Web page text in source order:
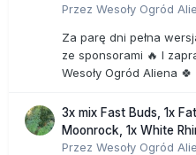
Przez Wesoły Ogród
Za parę dni pełna
ze sponsorami 🔥 I
Wesoły Ogród Aliena
3x mix Fast Buds, 1x
Moonrock, 1x White
Przez Wesoły Ogród